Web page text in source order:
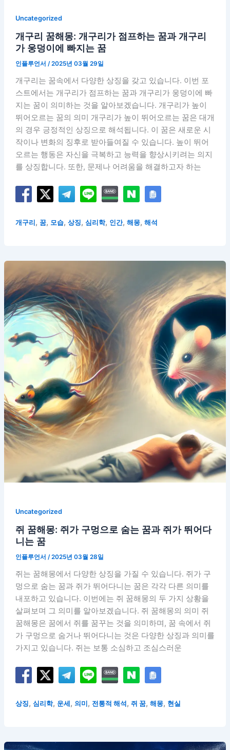
Uncategorized
개구리 꿈해몽: 개구리가 점프하는 꿈과 개구리
가 웅덩이에 빠지는 꿈
인플루언서 /2025년 03월 29일
개구리는 꿈속에서 다양한 상징을 갖고 있습니다. 이번 포
스트에서는 개구리가 점프하는 꿈과 개구리가 웅덩이에 빠
지는 꿈이 의미하는 것을 알아보겠습니다. 개구리가 높이
뛰어오르는 꿈의 의미 개구리가 높이 뛰어오르는 꿈은 대개
의 경우 긍정적인 상징으로 해석됩니다. 이 꿈은 새로운 시
작이나 변화의 징후로 받아들여질 수 있습니다. 높이 뛰어
오르는 행동은 자신을 극복하고 능력을 향상시키려는 의지
를 상징합니다. 또한, 문제나 어려움을 해결하고자 하는
개구리 , 꿈, 모습, 상징, 심리학, 인간, 해몽, 해석
Uncategorized
쥐 꿈해몽: 쥐가 구멍으로 숨는 꿈과 쥐가 뛰어다
니는 꿈
인플루언서 /2025년 03월 28일
쥐는 꿈해몽에서 다양한 상징을 가질 수 있습니다. 쥐가 구
멍으로 숨는 꿈과 쥐가 뛰어다니는 꿈은 각각 다른 의미를
내포하고 있습니다. 이번에는 쥐 꿈해몽의 두 가지 상황을
살펴보며 그 의미를 알아보겠습니다. 쥐 꿈해몽의 의미 쥐
꿈해몽은 꿈에서 쥐를 꿈꾸는 것을 의미하며, 꿈 속에서 쥐
가 구멍으로 숨거나 뛰어다니는 것은 다양한 상징과 의미를
가지고 있습니다. 쥐는 보통 소심하고 조심스러운
상징, 심리학, 운세 , 의미 , 전통적 해석 , 쥐 꿈, 해몽, 현실